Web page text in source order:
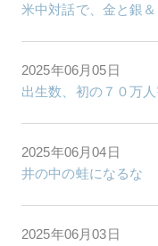
米中対話で、金と銀
2025年06月05日
出生数、初の７０万
2025年06月04日
井の中の蛙になるな
2025年06月03日